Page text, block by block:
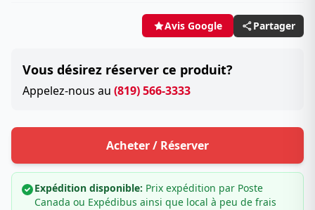
Avis Google Partager
Vous désirez réserver ce produit?
Appelez-nous au (819) 566-3333
Acheter / Réserver
Expédition disponible: Prix expédition par Poste
Canada ou Expédibus ainsi que local à peu de frais